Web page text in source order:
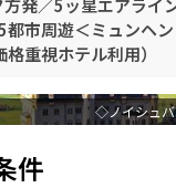
発／5ッ星エアライ
都市周遊＜ミュンヘ
重視ホテル利用）
◇ノイシュ
件